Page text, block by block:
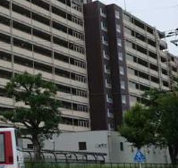
トヨタ
日産
スバル
マツダ
ダイハツ
スズキ